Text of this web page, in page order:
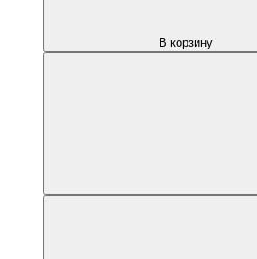
В корзину